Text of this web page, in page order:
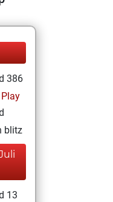
386
Play
blitz
13